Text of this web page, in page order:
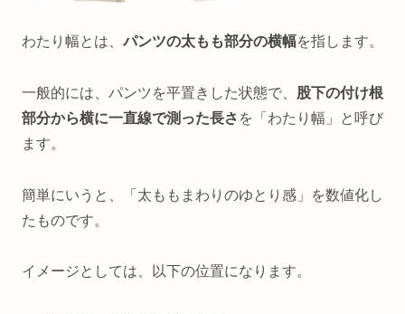
わたり幅とは、 パンツの太もも部分の横幅を指します。
一般的には、パンツを平置きした状態で、 股下の付け根
部分から横に一直線で測った長さ を「わたり幅」と呼び
ます。
簡単にいうと、「太ももまわりのゆとり感」を数値化し
たものです。
イメージとしては、以下の位置になります。